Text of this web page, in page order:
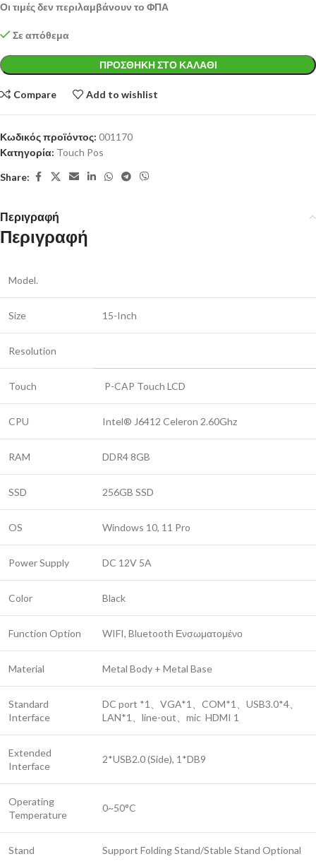
Οι τιμές δεν περιλαμβάνουν το ΦΠΑ
Σε απόθεμα
ΠΡΟΣΘΉΚΗ ΣΤΟ ΚΑΛΆΘΙ
Compare Add to wishlist
Κωδικός προϊόντος: 001170
Κατηγορία: Touch Pos
Share:
Περιγραφή
Περιγραφή
Model.
Size 15-Inch
Resolution
Touch P-CAP Touch LCD
CPU Intel® J6412 Celeron 2.60Ghz
RAM DDR4 8GB
SSD 256GB SSD
OS Windows 10, 11 Pro
Power Supply DC 12V 5A
Color Black
Function Option WIFI, Bluetooth Ενσωματομένο
Material Metal Body + Metal Base
Standard
Interface
DC port *1、VGA*1、COM*1、USB3.0*4、
LAN*1、line-out、mic HDMI 1
Extended
Interface
2*USB2.0 (Side), 1*DB9
Operating
Temperature
0~50°C
Stand Support Folding Stand/Stable Stand Optional